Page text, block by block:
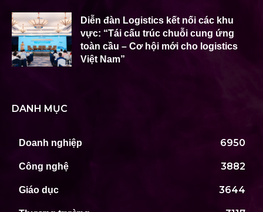
Diễn đàn Logistics kết nối các khu
vực: “Tái cấu trúc chuỗi cung ứng
toàn cầu – Cơ hội mới cho logistics
Việt Nam”
DANH MỤC
Doanh nghiệp 6950
Công nghệ 3882
Giáo dục 3644